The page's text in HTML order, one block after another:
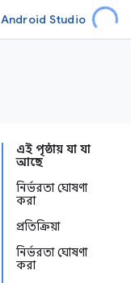
Android Studio
এই পৃষ্ঠায় যা যা
আছে
নির্ভরতা ঘোষণা
করা
প্রতিক্রিয়া
নির্ভরতা ঘোষণা
করা